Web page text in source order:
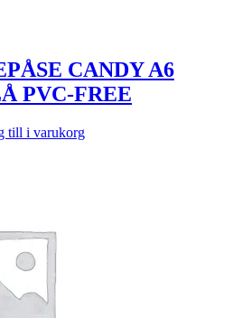
CANDY A6
PVC-FREE
till i varukorg